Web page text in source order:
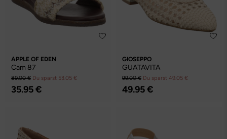
APPLE OF EDEN
Cam 87
89.00 € Du sparst 53.05 €
35.95 €
GIOSEPPO
GUATAVITA
99.00 € Du sparst 49.05 €
49.95 €